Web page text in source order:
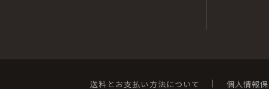
送料とお支払い方法について 個人情報